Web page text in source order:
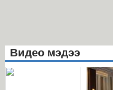
Видео мэдээ